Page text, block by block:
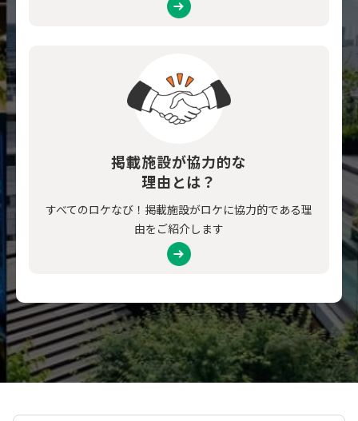
掲載施設が協力的な
理由とは？
すべてのロケなび！掲載施設がロケに協力的である理
由をご紹介します